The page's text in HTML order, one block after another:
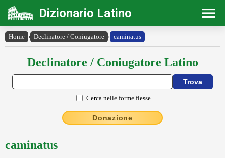
Dizionario Latino
Home › Declinatore / Coniugatore › caminatus
Declinatore / Coniugatore Latino
Cerca nelle forme flesse
Donazione
caminatus